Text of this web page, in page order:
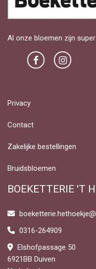
Al onze bloemen zijn
Privacy
Contact
Zakelijke bestellingen
Bruidsbloemen
BOEKETTERIE 'T
0316-264909
Elshofpassage 50
6921BB Duiven